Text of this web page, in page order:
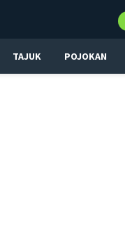
TAJUK POJOKAN